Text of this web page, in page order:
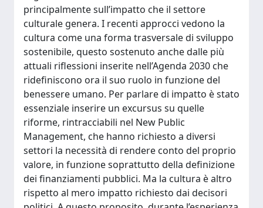
principalmente sull’impatto che il settore
culturale genera. I recenti approcci vedono la
cultura come una forma trasversale di sviluppo
sostenibile, questo sostenuto anche dalle più
attuali riflessioni inserite nell’Agenda 2030 che
ridefiniscono ora il suo ruolo in funzione del
benessere umano. Per parlare di impatto è stato
essenziale inserire un excursus su quelle
riforme, rintracciabili nel New Public
Management, che hanno richiesto a diversi
settori la necessità di rendere conto del proprio
valore, in funzione soprattutto della definizione
dei finanziamenti pubblici. Ma la cultura è altro
rispetto al mero impatto richiesto dai decisori